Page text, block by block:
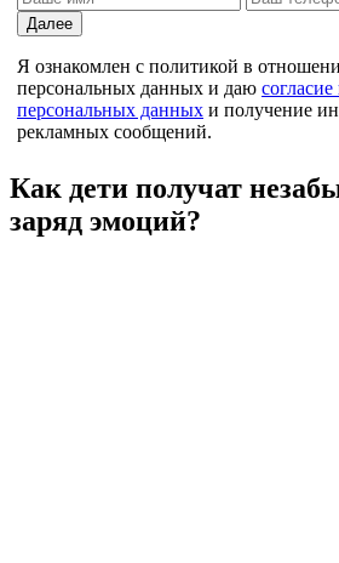
Далее
Я ознакомлен с политикой в
персональных данных и даю
персональных данных и получение
рекламных сообщений.
Как дети получат
заряд эмоций?